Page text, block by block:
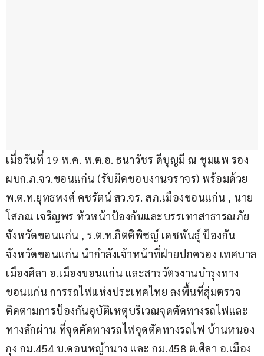
เมื่อวันที่ 19 พ.ค. พ.ต.อ. ธนาวัชร ดีบุญมี ณ ชุมแพ รอง
ผบก.ภ.จว.ขอนแก่น (รับผิดชอบงานจราจร) พร้อมด้วย
พ.ต.ท.ยุทธพงศ์ คชรัตน์ สว.จร. สภ.เมืองขอนแก่น , นาย
โสภณ เจริญพร หัวหน้าป้องกันและบรรเทาสาธารณภัย
จังหวัดขอนแก่น , ร.ต.ท.กิตติพิชญ์ เดชพันธุ์ ป้องกัน
จังหวัดขอนแก่น นำกำลังเจ้าหน้าที่ฝ่ายปกครอง เทศบาล
เมืองศิลา อ.เมืองขอนแก่น และสารวัตรงานบำรุงทาง
ขอนแก่น การรถไฟแห่งประเทศไทย ลงพื้นที่สุ่มตรวจ
ติดตามการป้องกันอุบัติเหตุบริเวณจุดตัดทางรถไฟและ
ทางลักผ่าน ที่จุดตัดทางรถไฟจุดตัดทางรถไฟ บ้านหนอง
กุง กม.454 บ.ดอนหญ้านาง และ กม.458 ต.ศิลา อ.เมือง